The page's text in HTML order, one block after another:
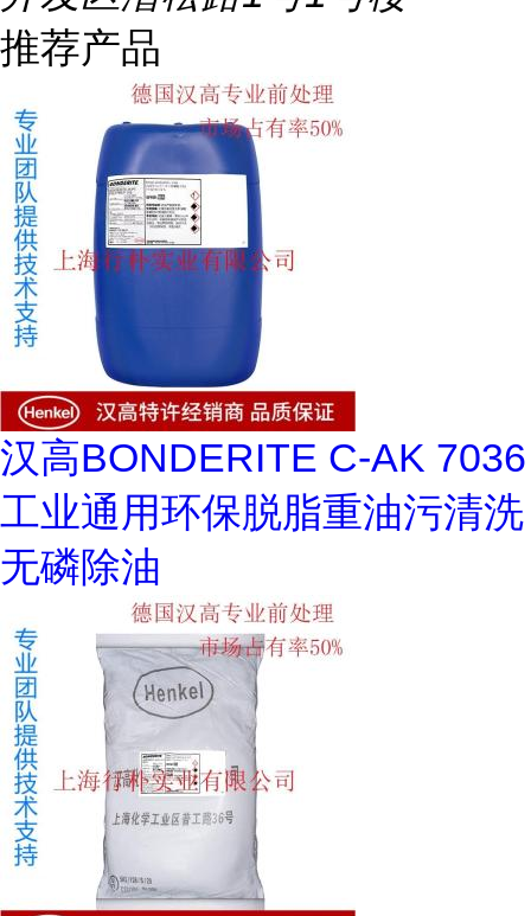
推荐产品
汉高BONDERITE C-AK 7036
工业通用环保脱脂重油污清洗
无磷除油